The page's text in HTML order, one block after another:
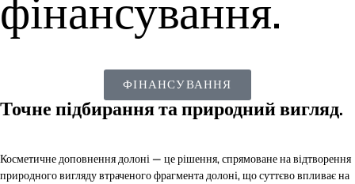
фінансування.
ФІНАНСУВАННЯ
Точне підбирання та природний вигляд.
Косметичне доповнення долоні — це рішення, спрямоване на відтворення
природного вигляду втраченого фрагмента долоні, що суттєво впливає на